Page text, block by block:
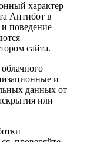
характер
Антибот в
поведение
сайта.
и
данных от
или